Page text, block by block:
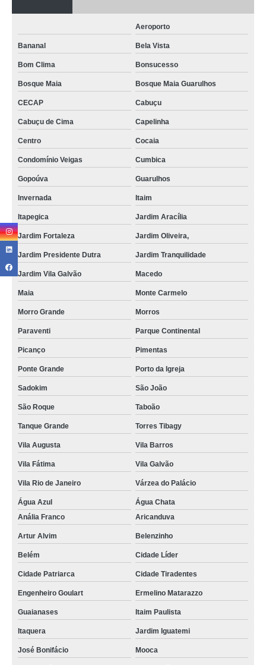
Aeroporto
Bananal Bela Vista
Bom Clima Bonsucesso
Bosque Maia Bosque Maia Guarulhos
CECAP Cabuçu
Cabuçu de Cima Capelinha
Centro Cocaia
Condomínio Veigas Cumbica
Gopoúva Guarulhos
Invernada Itaim
Itapegica Jardim Aracília
Jardim Fortaleza Jardim Oliveira,
Jardim Presidente Dutra Jardim Tranquilidade
Jardim Vila Galvão Macedo
Maia Monte Carmelo
Morro Grande Morros
Paraventi Parque Continental
Picanço Pimentas
Ponte Grande Porto da Igreja
Sadokim São João
São Roque Taboão
Tanque Grande Torres Tibagy
Vila Augusta Vila Barros
Vila Fátima Vila Galvão
Vila Rio de Janeiro Várzea do Palácio
Água Azul
Água Chata
Anália Franco
Aricanduva
Artur Alvim Belenzinho
Belém Cidade Líder
Cidade Patriarca Cidade Tiradentes
Engenheiro Goulart Ermelino Matarazzo
Guaianases Itaim Paulista
Itaquera Jardim Iguatemi
José Bonifácio Mooca